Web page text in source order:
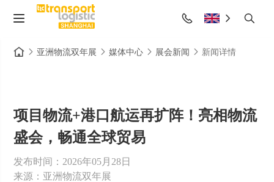
亚洲物流双年展 媒体中心 展会新闻 新闻详情
项目物流+港口航运再扩阵！亮相物流
盛会，畅通全球贸易
发布时间：2026年05月28日
来源：亚洲物流双年展